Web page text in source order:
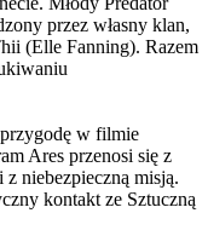
przez własny klan,
(Elle Fanning). Razem
w filmie
Ares przenosi się z
niebezpieczną misją.
kontakt ze Sztuczną